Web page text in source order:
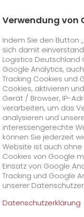
GO! Courier
GO! City
GO!Direct
GO!Same Day
GO! Touren
GO!On-Board-
GO!Air Charter
GO! Express
GO!Overnight
Preise
>
GO!Worldwide
>
GO! Solutions
GO! Healthcare
GO!Hightech
GO!Media & Trade
Besondere
GO!Tierversand
GO!Gefahrgut
Besondere
GO!Freight-Service
GO! Value Added
Online Services
GO!
Kundenportal
IT Anbindungen
Unternehmen
Innendienst oder
Verwendung von
Indem Sie den Button
sich damit
Logistics Deutschland
Google Analytics,
Tracking Cookies und
Cookies, aktivieren
Gerät / Browser, IP-
verarbeiten, um das
analysieren und
interessengerechte
können Sie jederzeit
Website ist auch
Cookies von Google
Einsatz von Google
Tracking und Google
unserer
Datenschutzerklärung